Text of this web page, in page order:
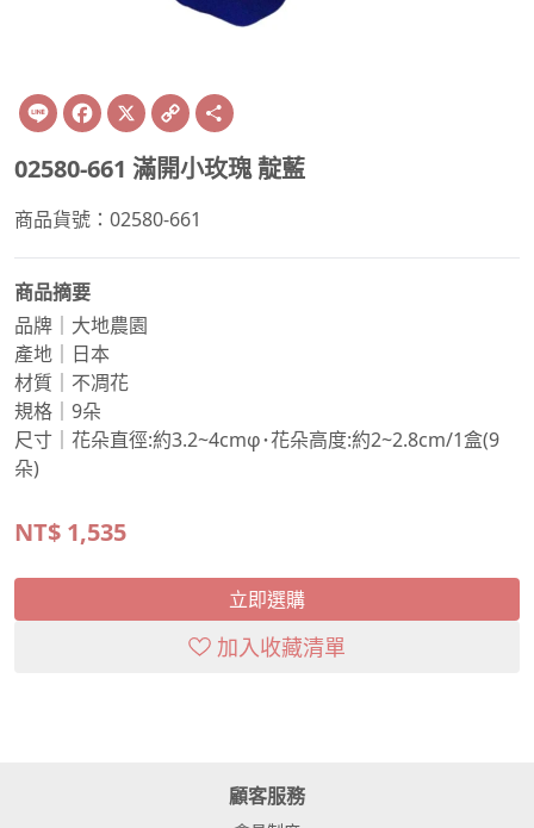
Line Facebook
X Copy
Link
02580-661 滿開小玫瑰 靛藍
商品貨號：02580-661
商品摘要
品牌｜大地農園
產地｜日本
材質｜不凋花
規格｜9朵
尺寸｜花朵直徑:約3.2~4cmφ･花朵高度:約2~2.8cm/1盒(9
朵)
NT$ 1,535
立即選購
加入收藏清單
顧客服務